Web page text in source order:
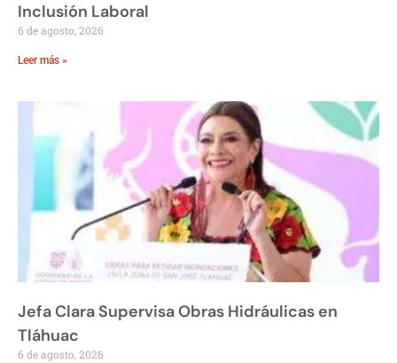
Inclusión Laboral
6 de agosto, 2026
Leer más »
Jefa Clara Supervisa Obras Hidráulicas en
Tláhuac
6 de agosto, 2026